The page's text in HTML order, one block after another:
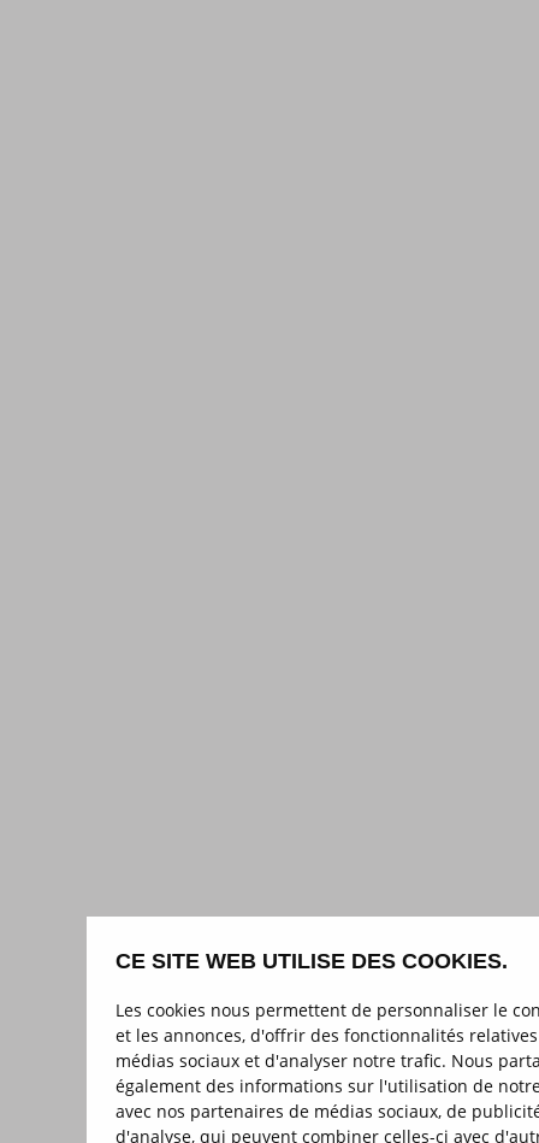
CE SITE WEB UTILISE DES COOKIES.
Les cookies nous permettent de personnaliser le
et les annonces, d'offrir des fonctionnalités
médias sociaux et d'analyser notre trafic. Nous
également des informations sur l'utilisation de
avec nos partenaires de médias sociaux, de
d'analyse, qui peuvent combiner celles-ci avec